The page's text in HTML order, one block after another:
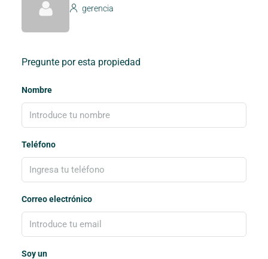
gerencia
Pregunte por esta propiedad
Nombre
Teléfono
Correo electrónico
Soy un